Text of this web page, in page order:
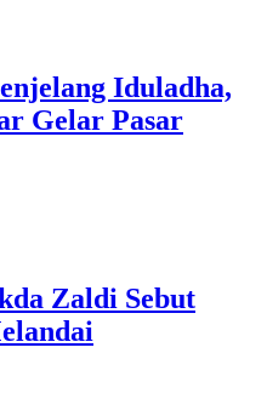
Iduladha,
Gelar Pasar
Zaldi Sebut